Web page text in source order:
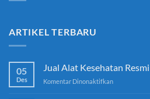
ARTIKEL TERBARU
05
Des
Jual Alat Kesehatan
Komentar Dinonaktifkanpada